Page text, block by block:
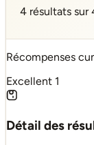
4 résultats sur
Récompenses
Excellent 1
Détail des